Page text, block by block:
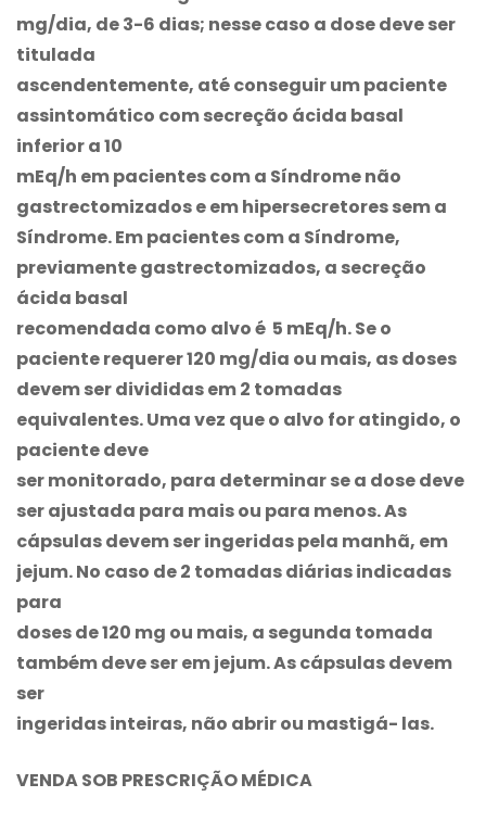
mg/dia, de 3-6 dias; nesse caso a dose deve ser
titulada
ascendentemente, até conseguir um paciente
assintomático com secreção ácida basal
inferior a 10
mEq/h em pacientes com a Síndrome não
gastrectomizados e em hipersecretores sem a
Síndrome. Em pacientes com a Síndrome,
previamente gastrectomizados, a secreção
ácida basal
recomendada como alvo é 5 mEq/h. Se o
paciente requerer 120 mg/dia ou mais, as doses
devem ser divididas em 2 tomadas
equivalentes. Uma vez que o alvo for atingido, o
paciente deve
ser monitorado, para determinar se a dose deve
ser ajustada para mais ou para menos. As
cápsulas devem ser ingeridas pela manhã, em
jejum. No caso de 2 tomadas diárias indicadas
para
doses de 120 mg ou mais, a segunda tomada
também deve ser em jejum. As cápsulas devem
ser
ingeridas inteiras, não abrir ou mastigá- las.
VENDA SOB PRESCRIÇÃO MÉDICA